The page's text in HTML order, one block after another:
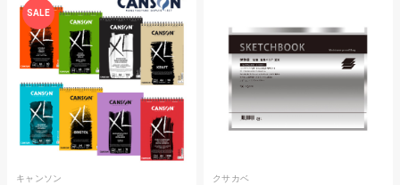
SALE
キャンソン クサカベ